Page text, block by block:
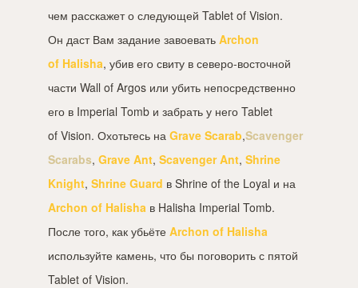
чем расскажет о следующей Tablet of Vision.
Он даст Вам задание завоевать Archon
of Halisha, убив его свиту в северо-восточной
части Wall of Argos или убить непосредственно
его в Imperial Tomb и забрать у него Tablet
of Vision. Охотьтесь на Grave Scarab,Scavenger
Scarabs, Grave Ant, Scavenger Ant, Shrine
Knight, Shrine Guard в Shrine of the Loyal и на
Archon of Halisha в Halisha Imperial Tomb.
После того, как убьёте Archon of Halisha
используйте камень, что бы поговорить с пятой
Tablet of Vision.